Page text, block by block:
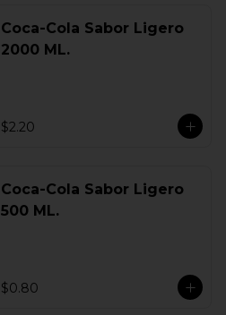
Coca-Cola Sabor Ligero
2000 ML.
$2.20
Coca-Cola Sabor Ligero
500 ML.
$0.80